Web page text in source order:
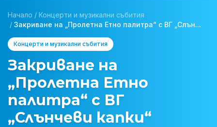
Начало / Концерти и музикални събития
/ Закриване на „Пролетна Етно палитра“ с ВГ „Слън...
Концерти и музикални събития
Закриване на
„Пролетна Етно
палитра“ с ВГ
„Слънчеви капки“